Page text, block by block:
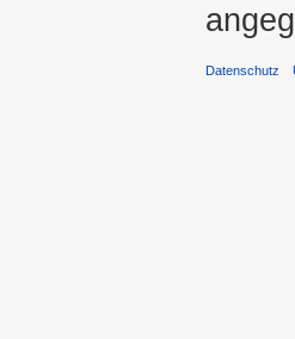
Datenschutz